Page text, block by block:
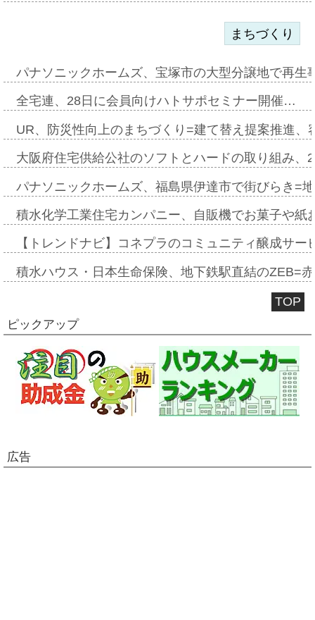
まちづくり
パナソニックホームズ、宝塚市の大型分譲地で再
全宅連、28日に会員向けハトサポセミナー開催…
UR、防災性向上のまちづくり=建て替え提案推進
大阪府住宅供給公社のソフトとハードの取り組み
パナソニックホームズ、福島県伊達市で街びらき=
積水化学工業住宅カンパニー、自販機でお菓子や
【トレンドナビ】コネプラのコミュニティ醸成サ
積水ハウス・日本生命保険、地下鉄駅直結のZEB=
TOP
ピックアップ
広告